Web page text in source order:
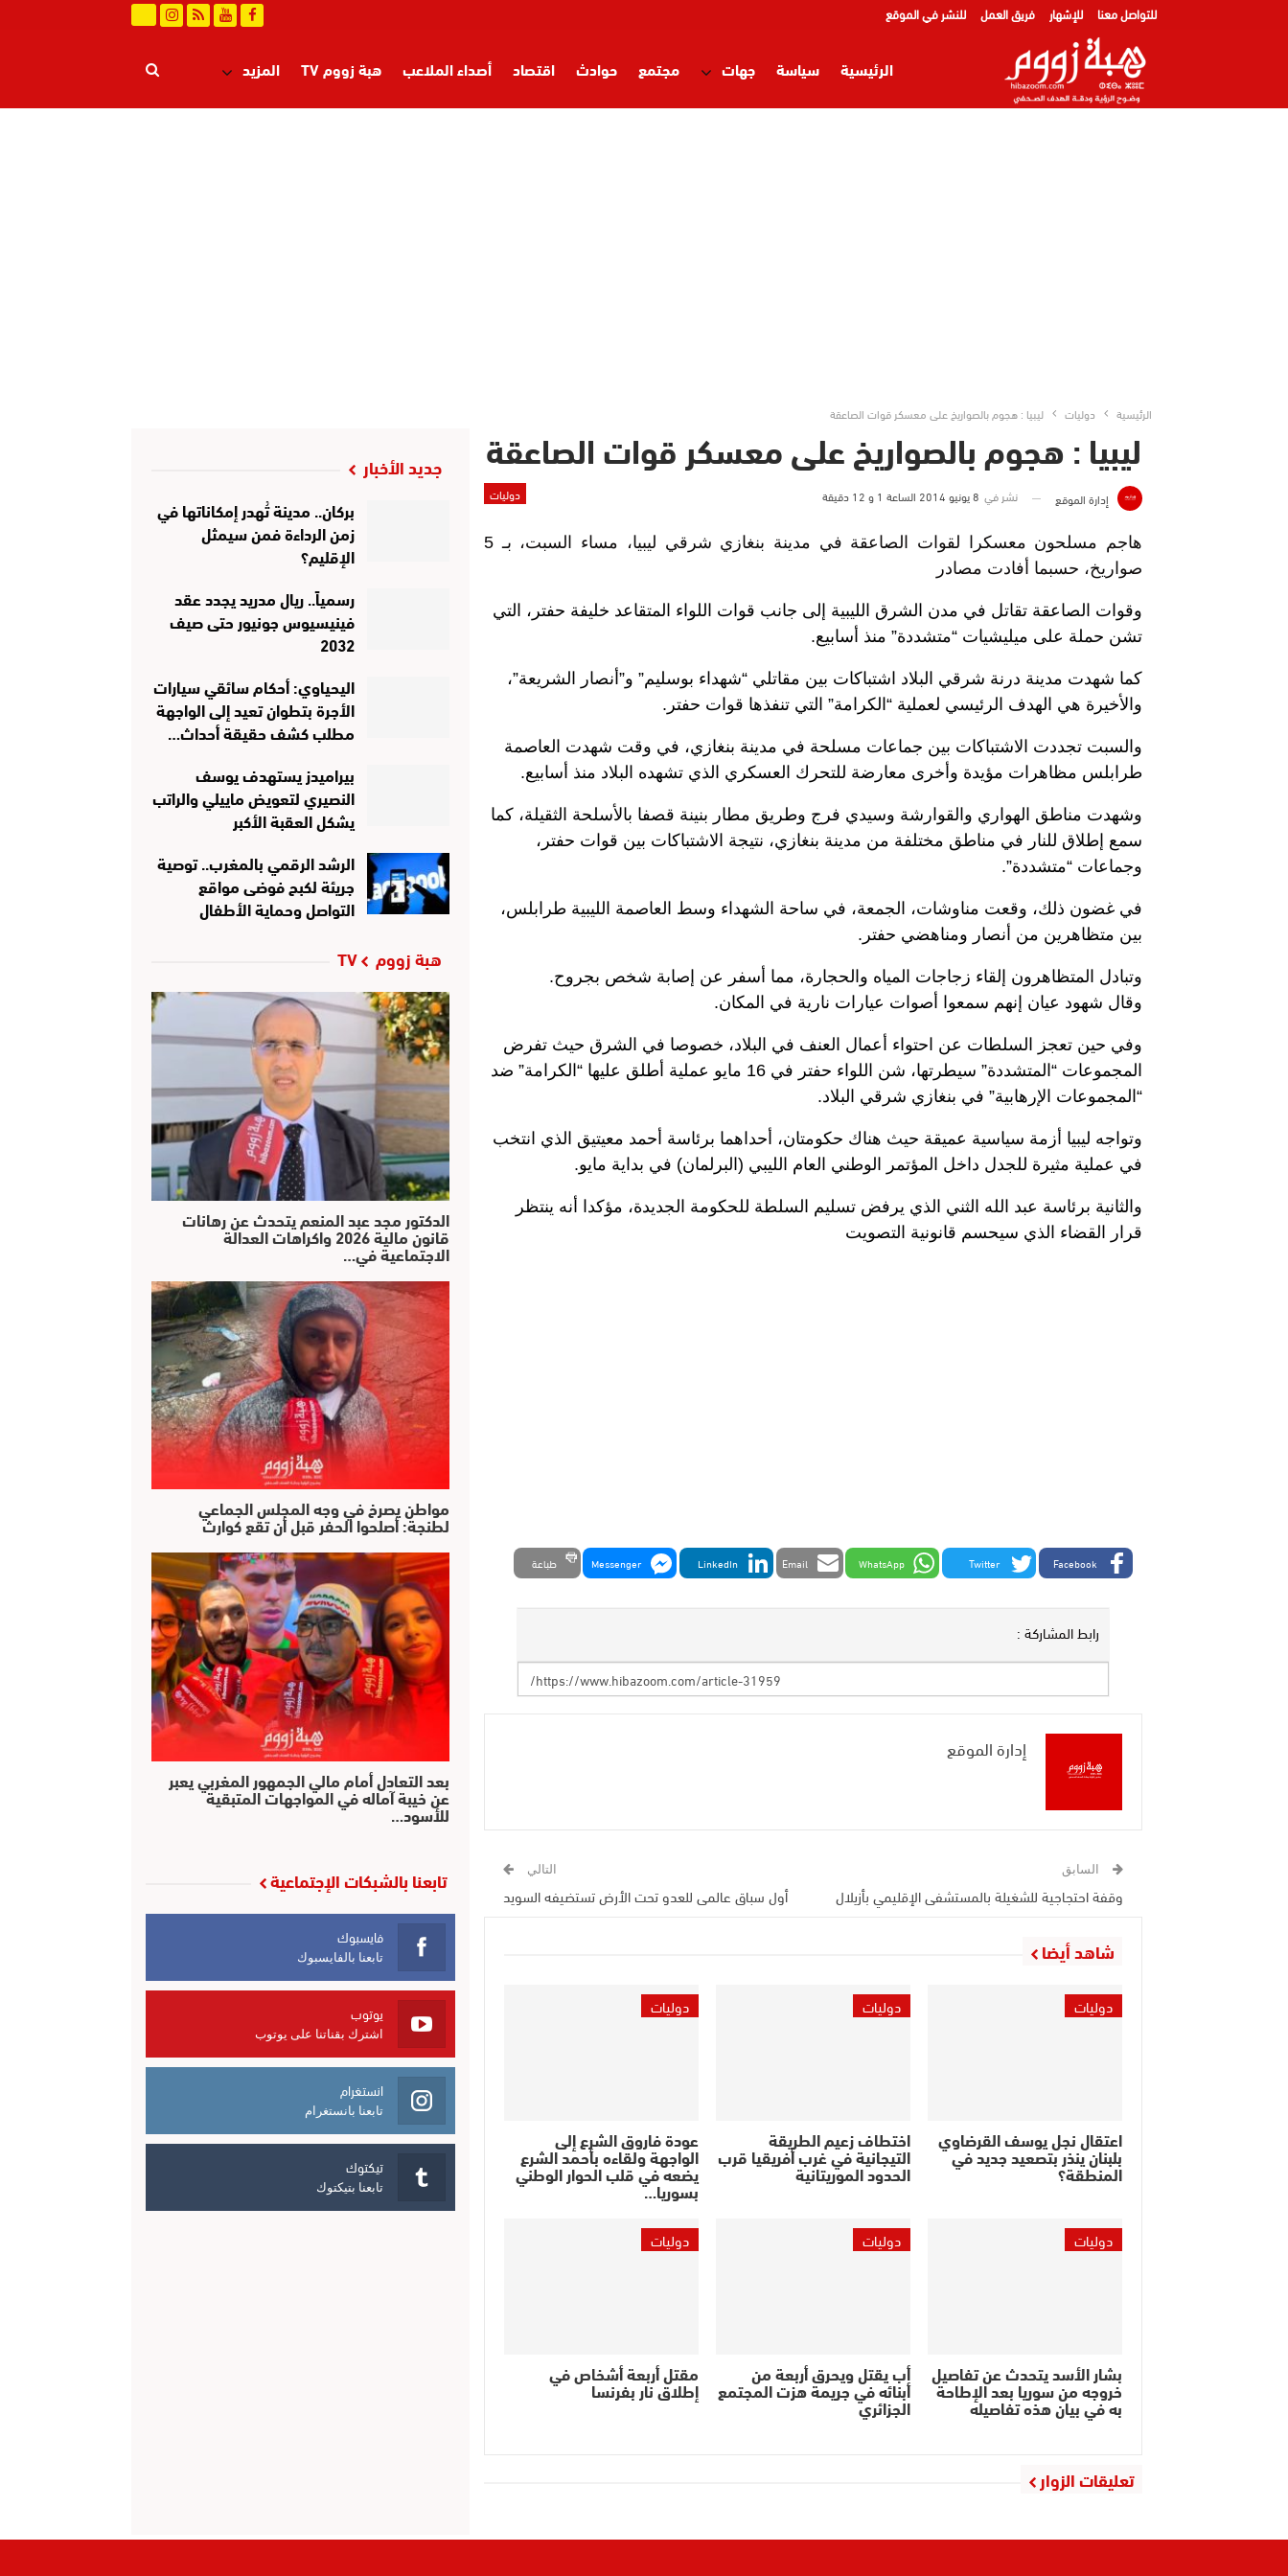
للتواصل معنا للإشهار فريق العمل للنشر في الموقع
الرئيسية سياسة جهات مجتمع حوادث اقتصاد أصداء الملاعب هبة زووم TV المزيد
الرئيسية دوليات ليبيا : هجوم بالصواريخ على معسكر قوات الصاعقة
ليبيا : هجوم بالصواريخ على معسكر قوات الصاعقة
دوليات إدارة الموقع نشر في 8 يونيو 2014 الساعة 1 و 12 دقيقة
هاجم مسلحون معسكرا لقوات الصاعقة في مدينة بنغازي شرقي ليبيا، مساء السبت، بـ 5
صواريخ، حسبما أفادت مصادر
وقوات الصاعقة تقاتل في مدن الشرق الليبية إلى جانب قوات اللواء المتقاعد خليفة حفتر، التي
تشن حملة على ميليشيات “متشددة” منذ أسابيع.
كما شهدت مدينة درنة شرقي البلاد اشتباكات بين مقاتلي “شهداء بوسليم” و”أنصار الشريعة”،
والأخيرة هي الهدف الرئيسي لعملية “الكرامة” التي تنفذها قوات حفتر.
والسبت تجددت الاشتباكات بين جماعات مسلحة في مدينة بنغازي، في وقت شهدت العاصمة
طرابلس مظاهرات مؤيدة وأخرى معارضة للتحرك العسكري الذي تشهده البلاد منذ أسابيع.
وشهدت مناطق الهواري والقوارشة وسيدي فرج وطريق مطار بنينة قصفا بالأسلحة الثقيلة، كما
سمع إطلاق للنار في مناطق مختلفة من مدينة بنغازي، نتيجة الاشتباكات بين قوات حفتر،
وجماعات “متشددة”.
في غضون ذلك، وقعت مناوشات، الجمعة، في ساحة الشهداء وسط العاصمة الليبية طرابلس،
بين متظاهرين من أنصار ومناهضي حفتر.
وتبادل المتظاهرون إلقاء زجاجات المياه والحجارة، مما أسفر عن إصابة شخص بجروح.
وقال شهود عيان إنهم سمعوا أصوات عيارات نارية في المكان.
وفي حين تعجز السلطات عن احتواء أعمال العنف في البلاد، خصوصا في الشرق حيث تفرض
المجموعات “المتشددة” سيطرتها، شن اللواء حفتر في 16 مايو عملية أطلق عليها “الكرامة” ضد
“المجموعات الإرهابية” في بنغازي شرقي البلاد.
وتواجه ليبيا أزمة سياسية عميقة حيث هناك حكومتان، أحداهما برئاسة أحمد معيتيق الذي انتخب
في عملية مثيرة للجدل داخل المؤتمر الوطني العام الليبي (البرلمان) في بداية مايو.
والثانية برئاسة عبد الله الثني الذي يرفض تسليم السلطة للحكومة الجديدة، مؤكدا أنه ينتظر
قرار القضاء الذي سيحسم قانونية التصويت
Facebook
Twitter
WhatsApp
Email
LinkedIn
Messenger طباعة
رابط المشاركة :
إدارة الموقع
السابق
وقفة احتجاجية للشغيلة بالمستشفى الإقليمي بأزيلال
التالي
أول سباق عالمى للعدو تحت الأرض تستضيفه السويد
شاهد أيضا
دوليات
اعتقال نجل يوسف القرضاوي
بلبنان ينذر بتصعيد جديد في
المنطقة؟
دوليات
اختطاف زعيم الطريقة
التيجانية في غرب أفريقيا قرب
الحدود الموريتانية
دوليات
عودة فاروق الشرع إلى
الواجهة ولقاءه بأحمد الشرع
يضعه في قلب الحوار الوطني
بسوريا…
دوليات
بشار الأسد يتحدث عن تفاصيل
خروجه من سوريا بعد الإطاحة
به في بيان هذه تفاصيله
دوليات
أب يقتل ويحرق أربعة من
أبنائه في جريمة هزت المجتمع
الجزائري
دوليات
مقتل أربعة أشخاص في
إطلاق نار بفرنسا
تعليقات الزوار
جديد الأخبار
بركان.. مدينة تُهدر إمكاناتها في
زمن الرداءة فمن سيمثل
الإقليم؟
رسمياً.. ريال مدريد يجدد عقد
فينيسيوس جونيور حتى صيف
2032
اليحياوي: أحكام سائقي سيارات
الأجرة بتطوان تعيد إلى الواجهة
مطلب كشف حقيقة أحداث…
بيراميدز يستهدف يوسف
النصيري لتعويض ماييلي والراتب
يشكل العقبة الأكبر
الرشد الرقمي بالمغرب.. توصية
جريئة لكبح فوضى مواقع
التواصل وحماية الأطفال
هبة زووم TV
الدكتور مجد عبد المنعم يتحدث عن رهانات
قانون مالية 2026 واكراهات العدالة
الاجتماعية في…
مواطن يصرخ في وجه المجلس الجماعي
لطنجة: أصلحوا الحفر قبل أن تقع كوارث
بعد التعادل أمام مالي الجمهور المغربي يعبر
عن خيبة آماله في المواجهات المتبقية
للأسود…
تابعنا بالشبكات الإجتماعية
فايسبوك
تابعنا بالفايسبوك
يوتوب
اشترك بقناتنا على يوتوب
انستغرام
تابعنا بانستغرام
تيكتوك
تابعنا بتيكتوك